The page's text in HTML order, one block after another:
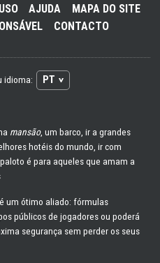
AJUDA
MAPA DO SITE
CONTACTO
idioma: PT
mansão, um barco, ir a grandes
hotéis do mundo, ir com
é para aqueles que amam a
um ótimo aliado: fórmulas
públicos de jogadores ou poderá
segurança sem perder os seus